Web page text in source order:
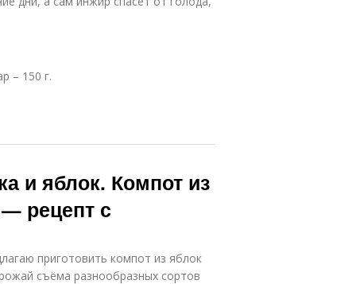
– 150 г.
и яблок. Компот из
рецепт с
приготовить компот из яблок
съёма разнообразных сортов